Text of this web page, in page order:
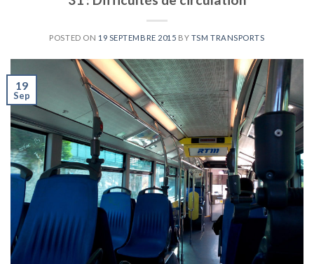
POSTED ON 19 SEPTEMBRE 2015 BY TSM TRANSPORTS
19
Sep